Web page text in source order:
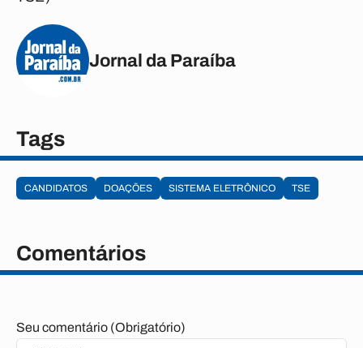
Jornal da Paraíba
Tags
CANDIDATOS DOAÇÕES SISTEMA ELETRÔNICO TSE
Comentários
Seu comentário (Obrigatório)